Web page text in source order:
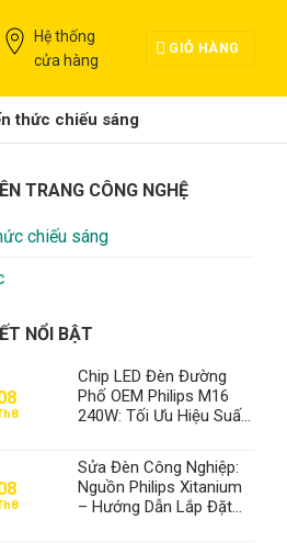
Hệ thống
cửa hàng
GIỎ HÀNG
thức chiếu sáng
TRANG CÔNG NGHỆ
chiếu sáng
NỔI BẬT
Chip LED Đèn Đường
Phố OEM Philips M16
240W: Tối Ưu Hiệu Suất,
Gian – Đẳng Cấp Số 1
Từ Thành Đạt LED
Sửa Đèn Công Nghiệp:
Nguồn Philips Xitanium
– Hướng Dẫn Lắp Đặt